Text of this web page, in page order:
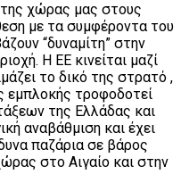
χώρας μας στους
με τα συμφέροντα του
“δυναμίτη” στην
Η ΕΕ κινείται μαζί
το δικό της στρατό ,
εμπλοκής τροφοδοτεί
της Ελλάδας και
αναβάθμιση και έχει
παζάρια σε βάρος
στο Αιγαίο και στην